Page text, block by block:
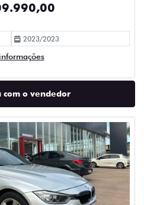
2023/2023
com o vendedor